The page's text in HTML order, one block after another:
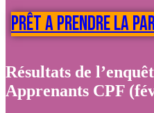
prêt a prendre la
Résultats de
Apprenants CPF